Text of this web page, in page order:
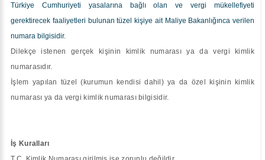
Türkiye Cumhuriyeti yasalarına bağlı olan ve vergi mükellefiyeti
gerektirecek faaliyetleri bulunan tüzel kişiye ait Maliye Bakanlığınca verilen
numara bilgisidir.
Dilekçe istenen gerçek kişinin kimlik numarası ya da vergi kimlik
numarasıdır.
İşlem yapılan tüzel (kurumun kendisi dahil) ya da özel kişinin kimlik
numarası ya da vergi kimlik numarası bilgisidir.
İş Kuralları